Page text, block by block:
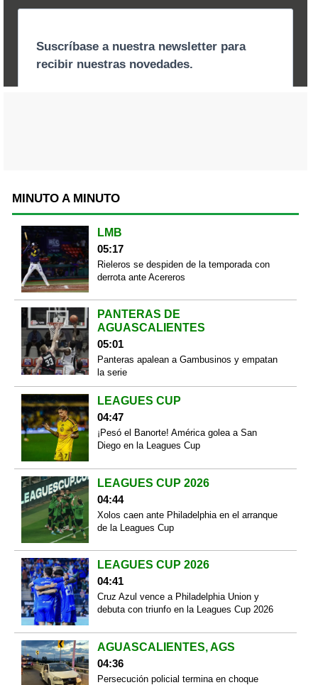
MINUTO A MINUTO
LMB
05:17
Rieleros se despiden de la temporada con
derrota ante Acereros
PANTERAS DE
AGUASCALIENTES
05:01
Panteras apalean a Gambusinos y empatan
la serie
LEAGUES CUP
04:47
¡Pesó el Banorte! América golea a San
Diego en la Leagues Cup
LEAGUES CUP 2026
04:44
Xolos caen ante Philadelphia en el arranque
de la Leagues Cup
LEAGUES CUP 2026
04:41
Cruz Azul vence a Philadelphia Union y
debuta con triunfo en la Leagues Cup 2026
AGUASCALIENTES, AGS
04:36
Persecución policial termina en choque